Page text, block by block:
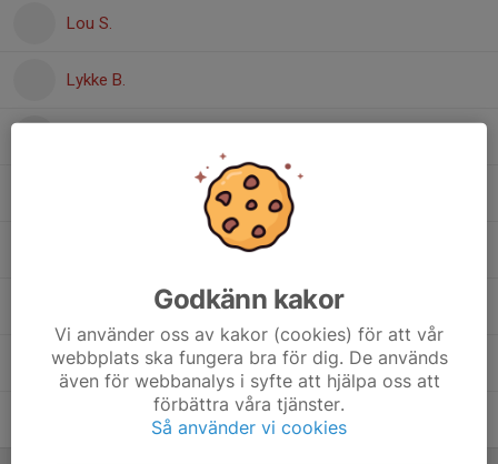
Lou S.
Lykke B.
Nova E.
Godkänn kakor
Vi använder oss av kakor (cookies) för att vår
webbplats ska fungera bra för dig. De används
även för webbanalys i syfte att hjälpa oss att
förbättra våra tjänster.
Så använder vi cookies